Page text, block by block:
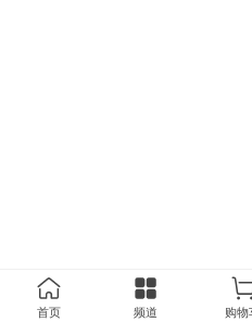
首页 频道 购物